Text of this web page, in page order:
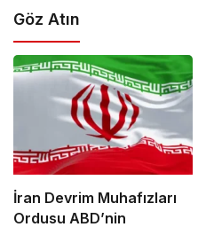
Göz Atın
İran Devrim Muhafızları
Ordusu ABD’nin